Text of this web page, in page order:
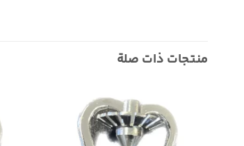
منتجات ذات صلة